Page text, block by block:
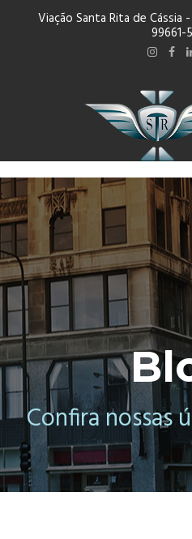
Viação Santa Rita de Cássia -
99661-
Confira nossas